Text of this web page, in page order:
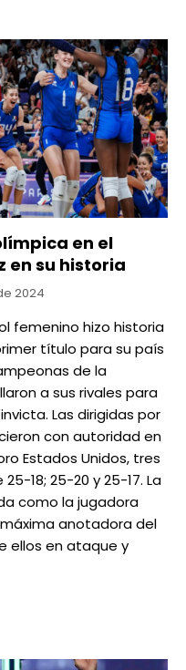
en el
en su historia
2024
femenino hizo historia
título para su país
de la
a sus rivales para
Las dirigidas por
con autoridad en
Estados Unidos, tres
18; 25-20 y 25-17. La
como la jugadora
anotadora del
ellos en ataque y